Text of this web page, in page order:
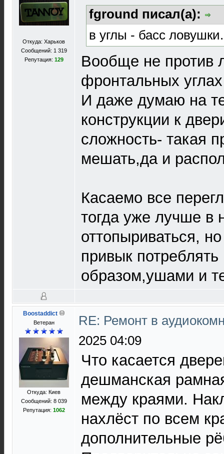
Откуда: Харьков
Сообщений: 1 319
Репутация: 129
fground писал(а):
в углы - басс ловушки.
Вообще не против
фронтальных
И даже думаю на
конструкции к
сложность- такая
мешать,да и
Касаемо все
тогда уже лучше в
оттопыриваться,
привык
образом,ушами и
Boostaddict
Ветеран
Откуда: Киев
Сообщений: 8 039
Репутация: 1062
RE: Ремонт в
2025 04:09
Что касается
дешманская
между краями.
нахлёст по всем
дополнительные